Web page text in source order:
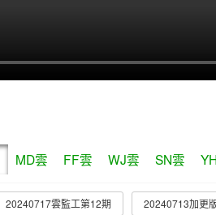
MD雲 FF雲 WJ雲 SN雲
20240717雲監工第12期 20240713加更